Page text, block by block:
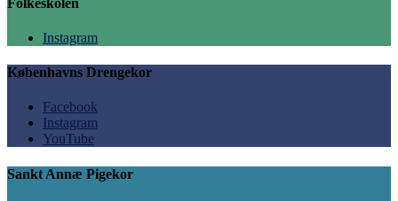
Instagram
Københavns Drengekor
Facebook
Instagram
YouTube
Sankt Annæ Pigekor